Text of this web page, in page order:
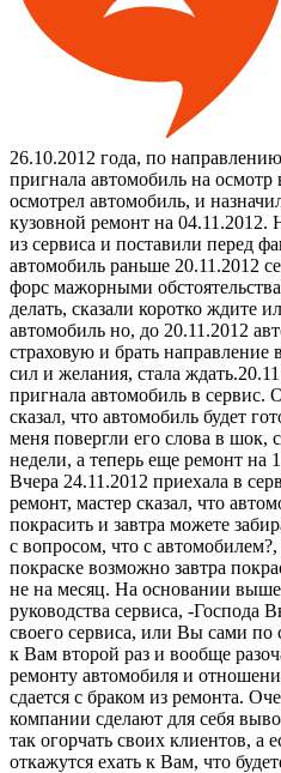
26.10.2012 года, по
пригнала автомобиль на
осмотрел автомобиль, и
кузовной ремонт на 04.11.2012.
из сервиса и поставили перед
автомобиль раньше 20.11.2012
форс мажорными
делать, сказали коротко ждите
автомобиль но, до 20.11.2012
страховую и брать
сил и желания, стала
пригнала автомобиль в сервис.
сказал, что автомобиль будет
меня повергли его слова в шок,
недели, а теперь еще ремонт на
Вчера 24.11.2012 приехала в
ремонт, мастер сказал, что
покрасить и завтра можете
с вопросом, что с
покраске возможно завтра
не на месяц. На основании
руководства сервиса, -Господа
своего сервиса, или Вы сами
к Вам второй раз и вообще
ремонту автомобиля и
сдается с браком из ремонта.
компании сделают для себя
так огорчать своих клиентов, а
откажутся ехать к Вам, что